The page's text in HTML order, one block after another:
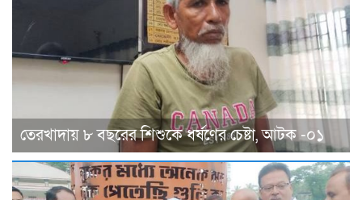
তেরখাদায় ৮ বছরের শিশুকে ধর্ষণের চেষ্টা, আটক -০১